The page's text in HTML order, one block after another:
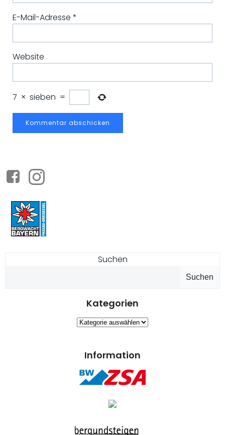
E-Mail-Adresse *
Website
7 × sieben =
Suchen
Suchen
Kategorien
Kategorien
Information